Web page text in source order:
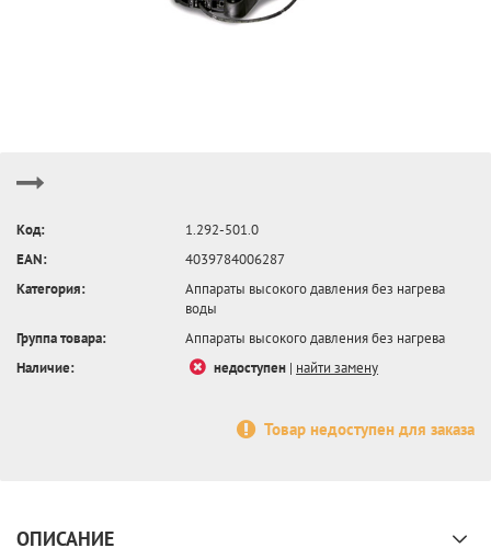
Код:
1.292-501.0
EAN:
4039784006287
Категория:
Аппараты высокого давления без нагрева
воды
Группа товара:
Аппараты высокого давления без нагрева
Наличие:
недоступен | найти замену
Товар недоступен для заказа
ОПИСАНИЕ